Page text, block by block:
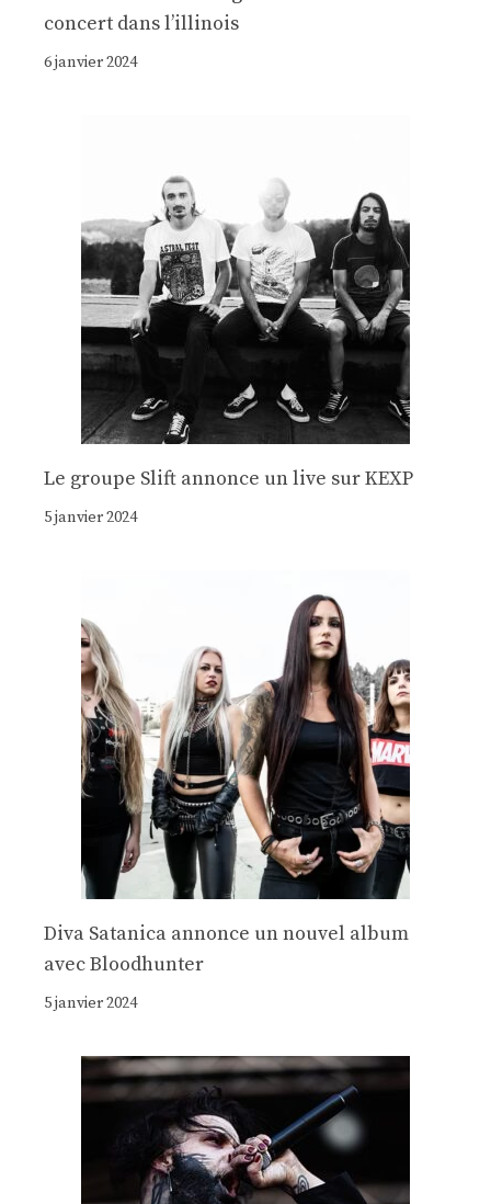
concert dans l’illinois
6 janvier 2024
Le groupe Slift annonce un live sur KEXP
5 janvier 2024
Diva Satanica annonce un nouvel album
avec Bloodhunter
5 janvier 2024